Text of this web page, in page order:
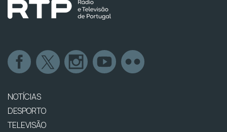
NOTÍCIAS
DESPORTO
TELEVISÃO